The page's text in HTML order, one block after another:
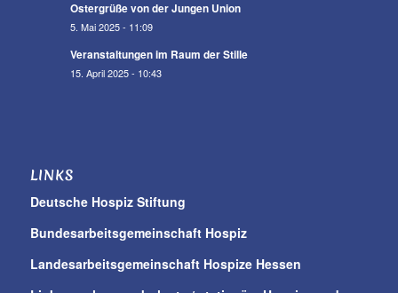
Ostergrüße von der Jungen Union
5. Mai 2025 - 11:09
Veranstaltungen im Raum der Stille
15. April 2025 - 10:43
LINKS
Deutsche Hospiz Stiftung
Bundesarbeitsgemeinschaft Hospiz
Landesarbeitsgemeinschaft Hospize Hessen